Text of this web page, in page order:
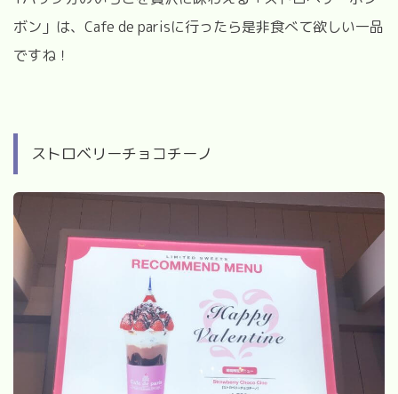
ボン」は、 Cafe de parisに行ったら是非食べて欲しい一品
ですね！
ストロベリーチョコチーノ